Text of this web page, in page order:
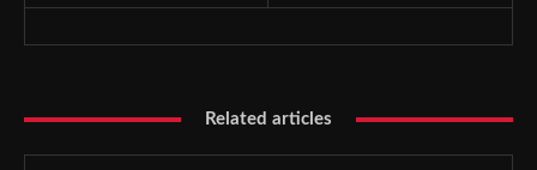
Related articles